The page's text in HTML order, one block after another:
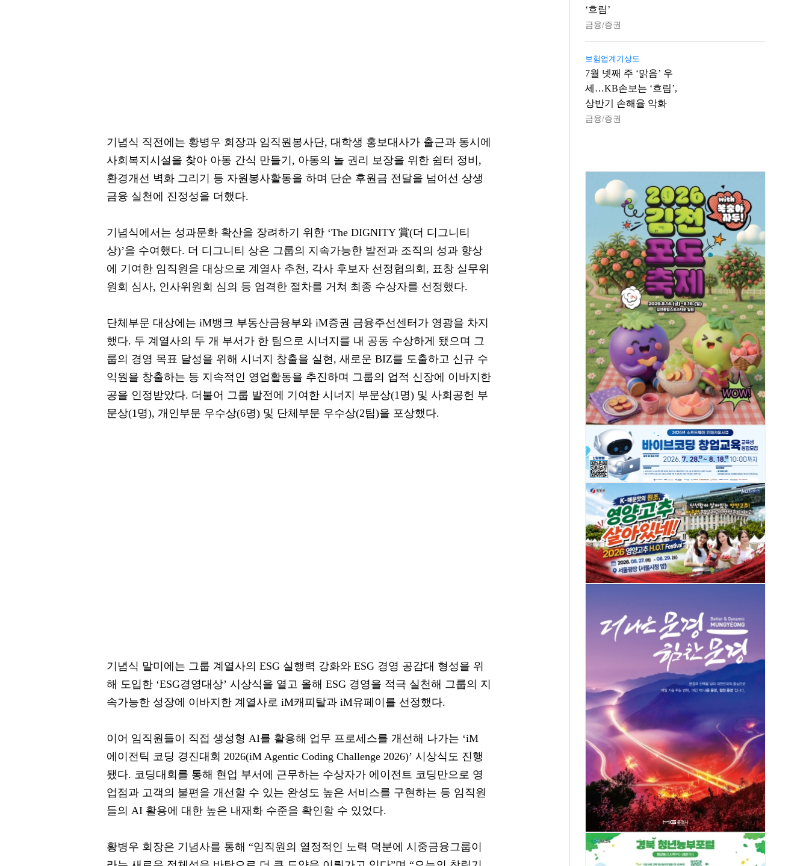
기념식 직전에는 황병우 회장과 임직원봉사단, 대학생 홍보대사가 출근과 동시에
사회복지시설을 찾아 아동 간식 만들기, 아동의 놀 권리 보장을 위한 쉼터 정비,
환경개선 벽화 그리기 등 자원봉사활동을 하며 단순 후원금 전달을 넘어선 상생
금융 실천에 진정성을 더했다.
기념식에서는 성과문화 확산을 장려하기 위한 ‘The DIGNITY 賞(더 디그니티
상)’을 수여했다. 더 디그니티 상은 그룹의 지속가능한 발전과 조직의 성과 향상
에 기여한 임직원을 대상으로 계열사 추천, 각사 후보자 선정협의회, 표창 실무위
원회 심사, 인사위원회 심의 등 엄격한 절차를 거쳐 최종 수상자를 선정했다.
단체부문 대상에는 iM뱅크 부동산금융부와 iM증권 금융주선센터가 영광을 차지
했다. 두 계열사의 두 개 부서가 한 팀으로 시너지를 내 공동 수상하게 됐으며 그
룹의 경영 목표 달성을 위해 시너지 창출을 실현, 새로운 BIZ를 도출하고 신규 수
익원을 창출하는 등 지속적인 영업활동을 추진하며 그룹의 업적 신장에 이바지한
공을 인정받았다. 더불어 그룹 발전에 기여한 시너지 부문상(1명) 및 사회공헌 부
문상(1명), 개인부문 우수상(6명) 및 단체부문 우수상(2팀)을 포상했다.
기념식 말미에는 그룹 계열사의 ESG 실행력 강화와 ESG 경영 공감대 형성을 위
해 도입한 ‘ESG경영대상’ 시상식을 열고 올해 ESG 경영을 적극 실천해 그룹의 지
속가능한 성장에 이바지한 계열사로 iM캐피탈과 iM유페이를 선정했다.
이어 임직원들이 직접 생성형 AI를 활용해 업무 프로세스를 개선해 나가는 ‘iM
에이전틱 코딩 경진대회 2026(iM Agentic Coding Challenge 2026)’ 시상식도 진행
됐다. 코딩대회를 통해 현업 부서에 근무하는 수상자가 에이전트 코딩만으로 영
업점과 고객의 불편을 개선할 수 있는 완성도 높은 서비스를 구현하는 등 임직원
들의 AI 활용에 대한 높은 내재화 수준을 확인할 수 있었다.
황병우 회장은 기념사를 통해 “임직원의 열정적인 노력 덕분에 시중금융그룹이
‘흐림’
금융/증권
보험업계기상도
7월 넷째 주 ‘맑음’ 우
세…KB손보는 ‘흐림’,
상반기 손해율 악화
금융/증권